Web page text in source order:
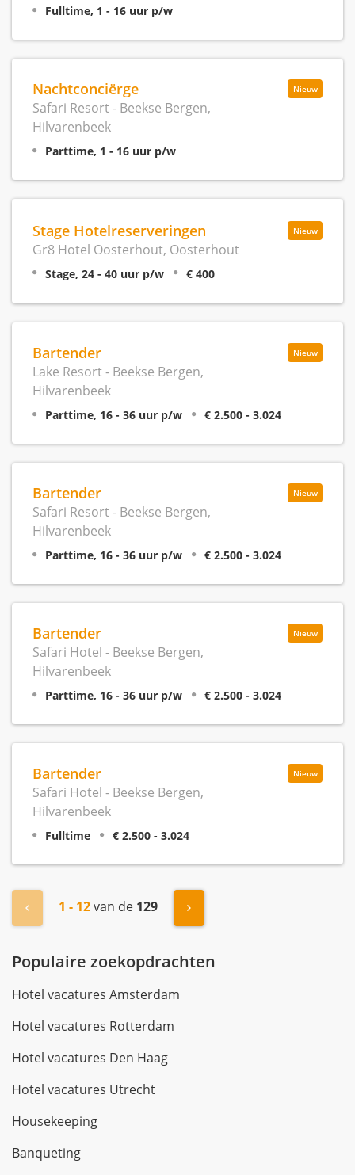
Fulltime, 1 - 16 uur p/w
Nieuw
Nachtconciërge
Safari Resort - Beekse Bergen,
Hilvarenbeek
Parttime, 1 - 16 uur p/w
Nieuw
Stage Hotelreserveringen
Gr8 Hotel Oosterhout, Oosterhout
Stage, 24 - 40 uur p/w € 400
Nieuw
Bartender
Lake Resort - Beekse Bergen,
Hilvarenbeek
Parttime, 16 - 36 uur p/w € 2.500 - 3.024
Nieuw
Bartender
Safari Resort - Beekse Bergen,
Hilvarenbeek
Parttime, 16 - 36 uur p/w € 2.500 - 3.024
Nieuw
Bartender
Safari Hotel - Beekse Bergen,
Hilvarenbeek
Parttime, 16 - 36 uur p/w € 2.500 - 3.024
Nieuw
Bartender
Safari Hotel - Beekse Bergen,
Hilvarenbeek
Fulltime € 2.500 - 3.024
« Vorige1 - 12van de 129 Volgende »
Populaire zoekopdrachten
Hotel vacatures Amsterdam
Hotel vacatures Rotterdam
Hotel vacatures Den Haag
Hotel vacatures Utrecht
Housekeeping
Banqueting